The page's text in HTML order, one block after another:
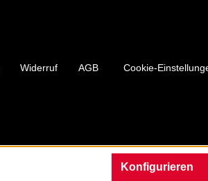
Widerruf AGB Cookie-
Konfigurieren